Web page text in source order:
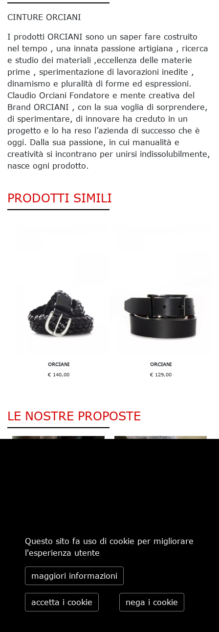
CINTURE ORCIANI
I prodotti ORCIANI sono un saper fare costruito
nel tempo , una innata passione artigiana , ricerca
e studio dei materiali ,eccellenza delle materie
prime , sperimentazione di lavorazioni inedite ,
dinamismo e pluralità di forme ed espressioni.
Claudio Orciani Fondatore e mente creativa del
Brand ORCIANI , con la sua voglia di sorprendere,
di sperimentare, di innovare ha creduto in un
progetto e lo ha reso l’azienda di successo che è
oggi. Dalla sua passione, in cui manualità e
creatività si incontrano per unirsi indissolubilmente,
nasce ogni prodotto.
PRODOTTI SIMILI
ORCIANI
€ 140,00
ORCIANI
€ 129,00
LE NOSTRE PROPOSTE
€ 165,00-30%€ 115,50 € 370,00
CHI SIAMO
IL NEGOZIO
MODALITÀ DI PAGAMENTO
CONDIZIONI DI VENDITA
Questo sito fa uso di cookie per migliorare
l'esperienza utente
maggiori informazioni